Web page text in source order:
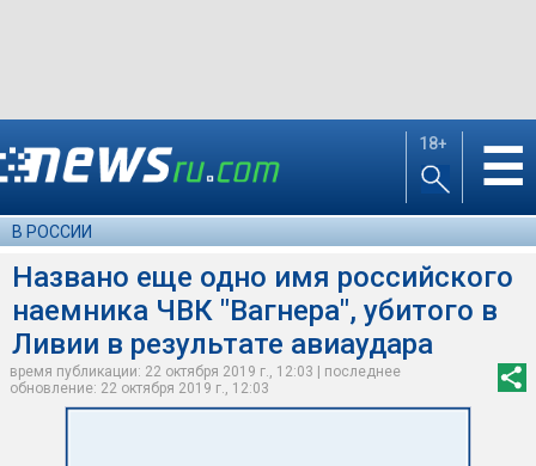
18+ ☰
В РОССИИ
Названо еще одно имя российского
наемника ЧВК "Вагнера", убитого в
Ливии в результате авиаудара
время публикации: 22 октября 2019 г., 12:03 | последнее
обновление: 22 октября 2019 г., 12:03